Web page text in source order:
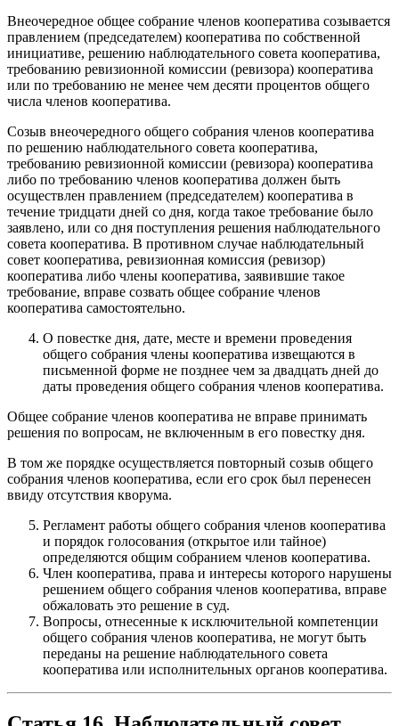
Внеочередное общее собрание членов кооператива созывается
правлением (председателем) кооператива по собственной
инициативе, решению наблюдательного совета кооператива,
требованию ревизионной комиссии (ревизора) кооператива
или по требованию не менее чем десяти процентов общего
числа членов кооператива.
Созыв внеочередного общего собрания членов кооператива
по решению наблюдательного совета кооператива,
требованию ревизионной комиссии (ревизора) кооператива
либо по требованию членов кооператива должен быть
осуществлен правлением (председателем) кооператива в
течение тридцати дней со дня, когда такое требование было
заявлено, или со дня поступления решения наблюдательного
совета кооператива. В противном случае наблюдательный
совет кооператива, ревизионная комиссия (ревизор)
кооператива либо члены кооператива, заявившие такое
требование, вправе созвать общее собрание членов
кооператива самостоятельно.
О повестке дня, дате, месте и времени проведения
общего собрания члены кооператива извещаются в
письменной форме не позднее чем за двадцать дней до
даты проведения общего собрания членов кооператива.
Общее собрание членов кооператива не вправе принимать
решения по вопросам, не включенным в его повестку дня.
В том же порядке осуществляется повторный созыв общего
собрания членов кооператива, если его срок был перенесен
ввиду отсутствия кворума.
Регламент работы общего собрания членов кооператива
и порядок голосования (открытое или тайное)
определяются общим собранием членов кооператива.
Член кооператива, права и интересы которого нарушены
решением общего собрания членов кооператива, вправе
обжаловать это решение в суд.
Вопросы, отнесенные к исключительной компетенции
общего собрания членов кооператива, не могут быть
переданы на решение наблюдательного совета
кооператива или исполнительных органов кооператива.